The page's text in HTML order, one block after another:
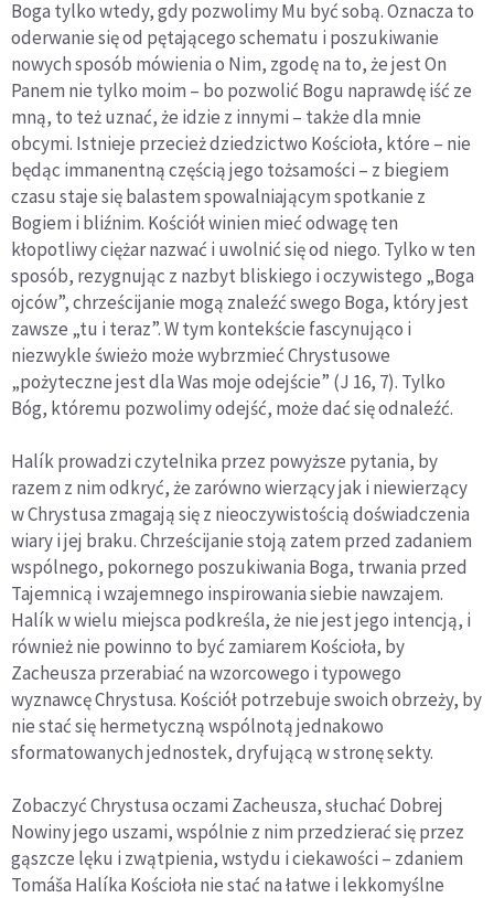
Boga tylko wtedy, gdy pozwolimy Mu być sobą. Oznacza to
oderwanie się od pętającego schematu i poszukiwanie
nowych sposób mówienia o Nim, zgodę na to, że jest On
Panem nie tylko moim – bo pozwolić Bogu naprawdę iść ze
mną, to też uznać, że idzie z innymi – także dla mnie
obcymi. Istnieje przecież dziedzictwo Kościoła, które – nie
będąc immanentną częścią jego tożsamości – z biegiem
czasu staje się balastem spowalniającym spotkanie z
Bogiem i bliźnim. Kościół winien mieć odwagę ten
kłopotliwy ciężar nazwać i uwolnić się od niego. Tylko w ten
sposób, rezygnując z nazbyt bliskiego i oczywistego „Boga
ojców”, chrześcijanie mogą znaleźć swego Boga, który jest
zawsze „tu i teraz”. W tym kontekście fascynująco i
niezwykle świeżo może wybrzmieć Chrystusowe
„pożyteczne jest dla Was moje odejście” (J 16, 7). Tylko
Bóg, któremu pozwolimy odejść, może dać się odnaleźć.
Halík prowadzi czytelnika przez powyższe pytania, by
razem z nim odkryć, że zarówno wierzący jak i niewierzący
w Chrystusa zmagają się z nieoczywistością doświadczenia
wiary i jej braku. Chrześcijanie stoją zatem przed zadaniem
wspólnego, pokornego poszukiwania Boga, trwania przed
Tajemnicą i wzajemnego inspirowania siebie nawzajem.
Halík w wielu miejsca podkreśla, że nie jest jego intencją, i
również nie powinno to być zamiarem Kościoła, by
Zacheusza przerabiać na wzorcowego i typowego
wyznawcę Chrystusa. Kościół potrzebuje swoich obrzeży, by
nie stać się hermetyczną wspólnotą jednakowo
sformatowanych jednostek, dryfującą w stronę sekty.
Zobaczyć Chrystusa oczami Zacheusza, słuchać Dobrej
Nowiny jego uszami, wspólnie z nim przedzierać się przez
gąszcze lęku i zwątpienia, wstydu i ciekawości – zdaniem
Tomáša Halíka Kościoła nie stać na łatwe i lekkomyślne